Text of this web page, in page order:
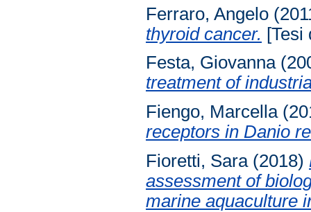
Ferraro, Angelo
thyroid cancer. [Tesi
Festa, Giovanna
treatment of
Fiengo, Marcella
receptors in Danio
Fioretti, Sara(2018)
assessment of
marine aquaculture